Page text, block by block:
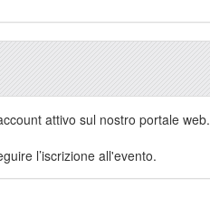
attivo sul nostro portale web.
l’iscrizione all'evento.